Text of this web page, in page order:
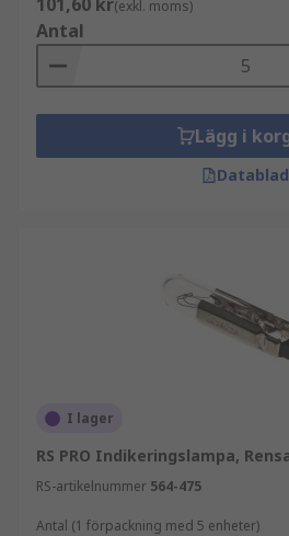
Ugnslampor måste tåla en rad
temperaturer, så de är främst
tillverkade med speciellt
lödmedel. De kan tillförlitligt
tillfredsställande vid höga
för ett brett utbud av hushålls-
(exkl. moms)
Antal
Lägg i
Datablad
I lager
RS PRO Indikeringslampa,
RS-artikelnummer 564-475
Antal (1 förpackning med 5 enheter)